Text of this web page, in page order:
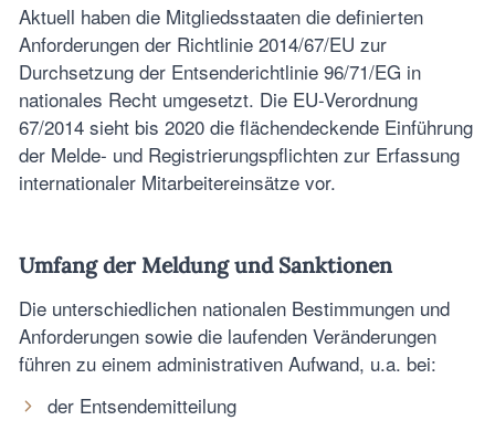
Aktuell haben die Mitgliedsstaaten die definierten
Anforderungen der Richtlinie 2014/67/EU zur
Durchsetzung der Entsenderichtlinie 96/71/EG in
nationales Recht umgesetzt. Die EU-Verordnung
67/2014 sieht bis 2020 die flächendeckende Einführung
der Melde- und Registrierungspflichten zur Erfassung
internationaler Mitarbeitereinsätze vor.
Umfang der Meldung und Sanktionen
Die unterschiedlichen nationalen Bestimmungen und
Anforderungen sowie die laufenden Veränderungen
führen zu einem administrativen Aufwand, u.a. bei:
der Entsendemitteilung